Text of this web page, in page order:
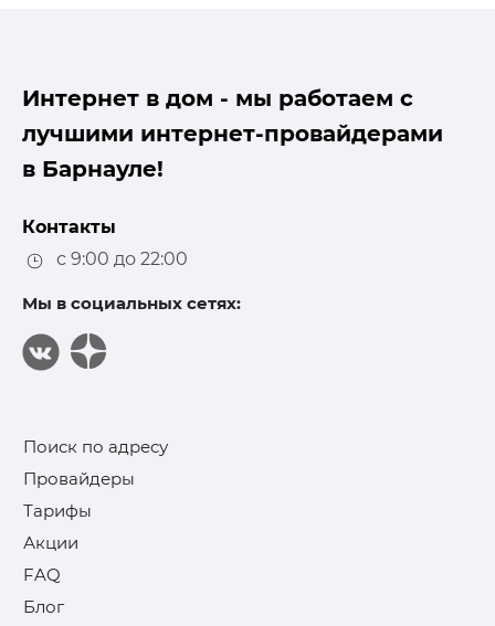
Интернет в дом - мы работаем с
лучшими интернет-провайдерами
в Барнауле!
Контакты
с 9:00 до 22:00
Мы в социальных сетях:
Поиск по адресу
Провайдеры
Тарифы
Акции
FAQ
Блог